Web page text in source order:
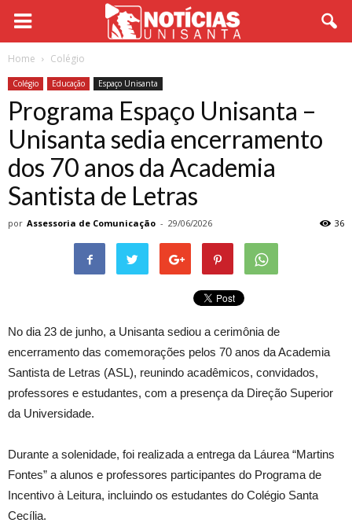
Home Colégio
Colégio Educação Espaço Unisanta
Programa Espaço Unisanta –
Unisanta sedia encerramento
dos 70 anos da Academia
Santista de Letras
por Assessoria de Comunicação - 29/06/2026 36
No dia 23 de junho, a Unisanta sediou a cerimônia de
encerramento das comemorações pelos 70 anos da Academia
Santista de Letras (ASL), reunindo acadêmicos, convidados,
professores e estudantes, com a presença da Direção Superior
da Universidade.
Durante a solenidade, foi realizada a entrega da Láurea “Martins
Fontes” a alunos e professores participantes do Programa de
Incentivo à Leitura, incluindo os estudantes do Colégio Santa
Cecília.